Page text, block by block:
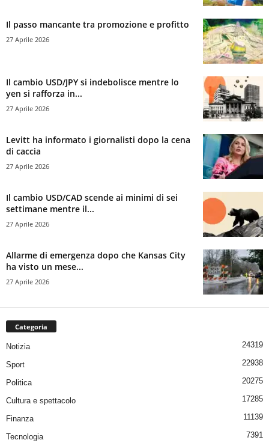
Il passo mancante tra promozione e profitto
27 Aprile 2026
Il cambio USD/JPY si indebolisce mentre lo
yen si rafforza in...
27 Aprile 2026
Levitt ha informato i giornalisti dopo la cena
di caccia
27 Aprile 2026
Il cambio USD/CAD scende ai minimi di sei
settimane mentre il...
27 Aprile 2026
Allarme di emergenza dopo che Kansas City
ha visto un mese...
27 Aprile 2026
Categoria
Notizia 24319
Sport 22938
Politica 20275
Cultura e spettacolo 17285
Finanza 11139
Tecnologia 7391